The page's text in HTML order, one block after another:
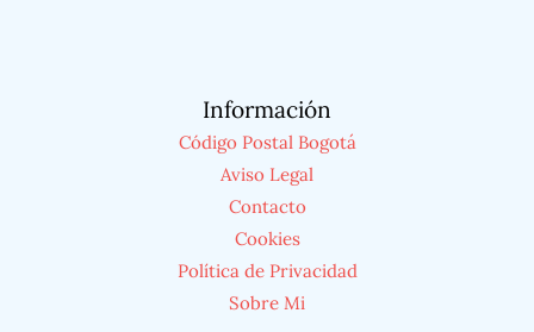
Información
Código Postal Bogotá
Aviso Legal
Contacto
Cookies
Política de Privacidad
Sobre Mi